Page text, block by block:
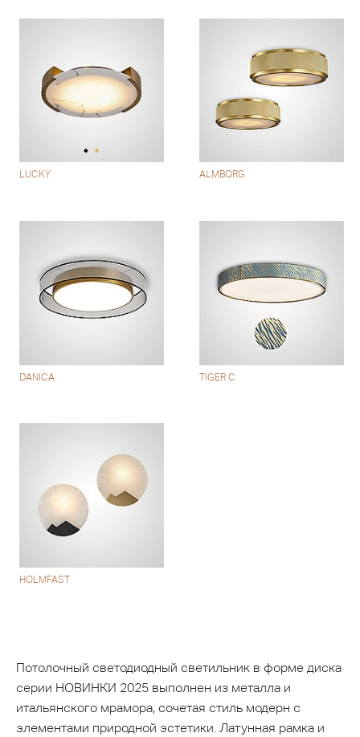
LUCKY ALMBORG
DANICA TIGER C
HOLMFAST
Потолочный светодиодный светильник в форме диска
серии НОВИНКИ 2025 выполнен из металла и
итальянского мрамора, сочетая стиль модерн с
элементами природной эстетики. Латунная рамка и